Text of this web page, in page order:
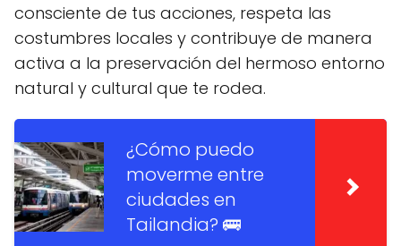
consciente de tus acciones, respeta las
costumbres locales y contribuye de manera
activa a la preservación del hermoso entorno
natural y cultural que te rodea.
¿Cómo puedo
moverme entre
ciudades en
Tailandia? 🚌